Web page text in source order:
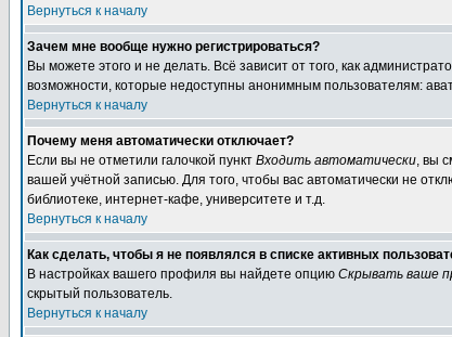
Вернуться к началу
Зачем мне вообще нужно регистрироваться?
Вы можете этого и не делать. Всё зависит от того, как
возможности, которые недоступны анонимным пользователям:
Вернуться к началу
Почему меня автоматически отключает?
Если вы не отметили галочкой пункт Входить автоматически, вы
вашей учётной записью. Для того, чтобы вас автоматически не
библиотеке, интернет-кафе, университете и т.д.
Вернуться к началу
Как сделать, чтобы я не появлялся в списке активных
В настройках вашего профиля вы найдете опцию Скрывать ваше
скрытый пользователь.
Вернуться к началу